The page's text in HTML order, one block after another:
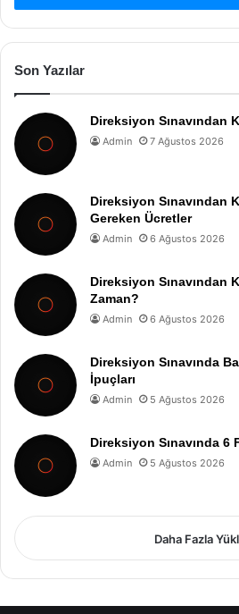
Son Yazılar
Direksiyon Sınavından
Admin 7 Ağustos 2026
Direksiyon Sınavından
Gereken Ücretler
Admin 6 Ağustos 2026
Direksiyon Sınavından
Zaman?
Admin 6 Ağustos 2026
Direksiyon Sınavında
İpuçları
Admin 5 Ağustos 2026
Direksiyon Sınavında 6
Admin 5 Ağustos 2026
Daha Fazla